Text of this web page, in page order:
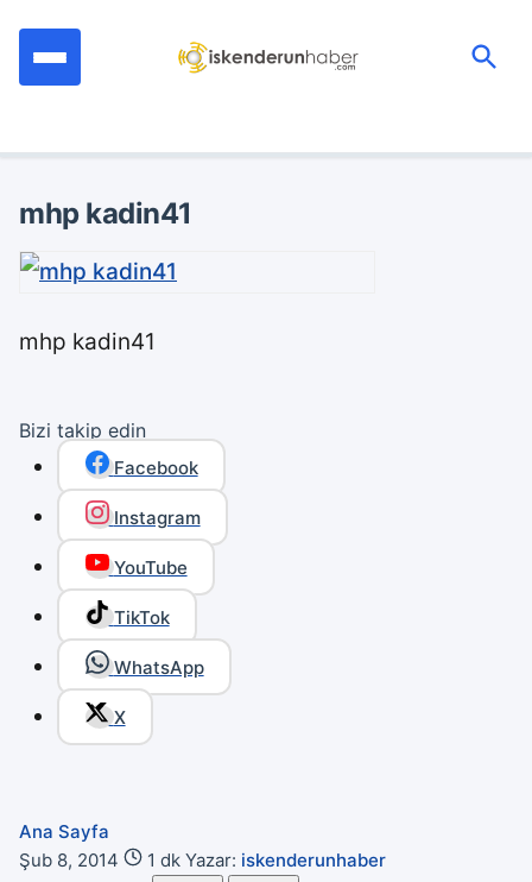
mhp kadin41
mhp kadin41
Bizi takip edin
Facebook
Instagram
YouTube
TikTok
WhatsApp
X
Ana Sayfa
Şub 8, 2014
1 dk Yazar: iskenderunhaber